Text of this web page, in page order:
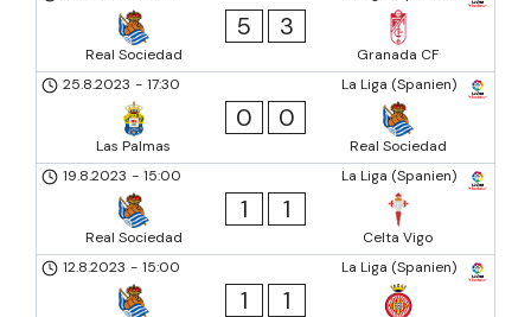
Real Sociedad
5 3
Granada CF
La Liga (Spanien)
25.8.2023 - 17:30
Las Palmas
0 0
Real Sociedad
La Liga (Spanien)
19.8.2023 - 15:00
Real Sociedad
1 1
Celta Vigo
La Liga (Spanien)
12.8.2023 - 15:00
1 1